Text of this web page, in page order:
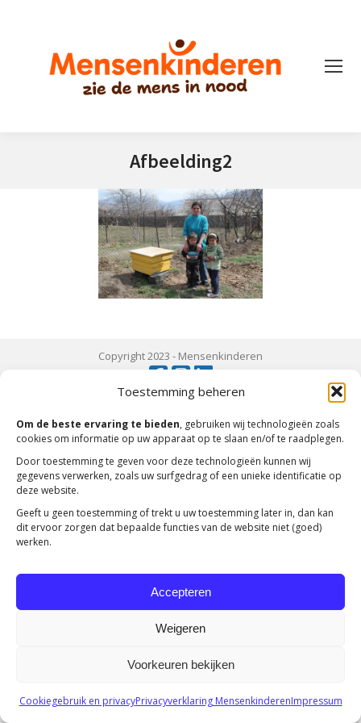
Toestemming beheren
Om de beste ervaring te bieden, gebruiken wij technologieën zoals
cookies om informatie op uw apparaat op te slaan en/of te raadplegen.
Door toestemming te geven voor deze technologieën kunnen wij
gegevens verwerken, zoals uw surfgedrag of een unieke identificatie op
deze website.
Geeft u geen toestemming of trekt u uw toestemming later in, dan kan
dit ervoor zorgen dat bepaalde functies van de website niet (goed)
werken.
Accepteren
Weigeren
Voorkeuren bekijken
Cookiegebruik en privacyPrivacyverklaring MensenkinderenImpressum
Afbeelding2
Copyright 2023 - Mensenkinderen